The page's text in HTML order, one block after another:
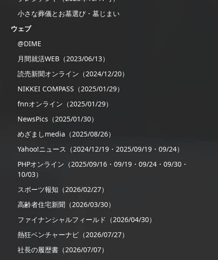
小さな葬儀とお墓選び・墓じまい
ウェブ
@DIME
月間就活WEB（2023/06/13）
読売新聞オンライン（2024/12/20）
NIKKEI COMPASS（2025/01/29）
fnnオンライン（2025/01/29）
NewsPics（2025/01/30）
めざましmedia（2025/08/26）
Yahoo!ニュース（2024/12/19・2025/09/19・09/24）
PHPオンライン（2025/09/16・09/19・09/24・09/30・
10/03）
スポーツ報知（2026/02/27）
高齢者住宅新聞（2026/03/30）
ファイナンシャルフィールド（2026/04/30）
熱狂ベンチャーナビ（2026/07/27）
社長の履歴書（2026/07/07）